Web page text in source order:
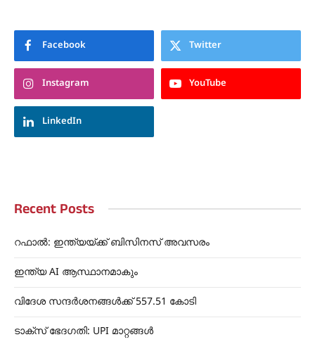
Facebook Twitter
Instagram YouTube
LinkedIn
Recent Posts
റഫാൽ: ഇന്ത്യയ്ക്ക് ബിസിനസ് അവസരം
ഇന്ത്യ AI ആസ്ഥാനമാകും
വിദേശ സന്ദർശനങ്ങൾക്ക് 557.51 കോടി
ടാക്സ് ഭേദഗതി: UPI മാറ്റങ്ങൾ